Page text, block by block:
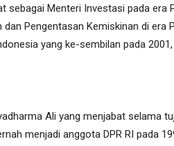
sebagai Menteri Investasi pada era
Pengentasan Kemiskinan di era
yang ke-sembilan pada
Ali yang menjabat selama
menjadi anggota DPR RI pada